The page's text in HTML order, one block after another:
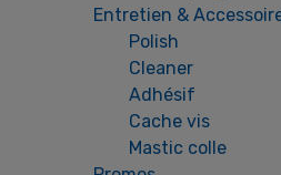
Entretien &
Polish
Cleaner
Adhésif
Cache vis
Mastic colle